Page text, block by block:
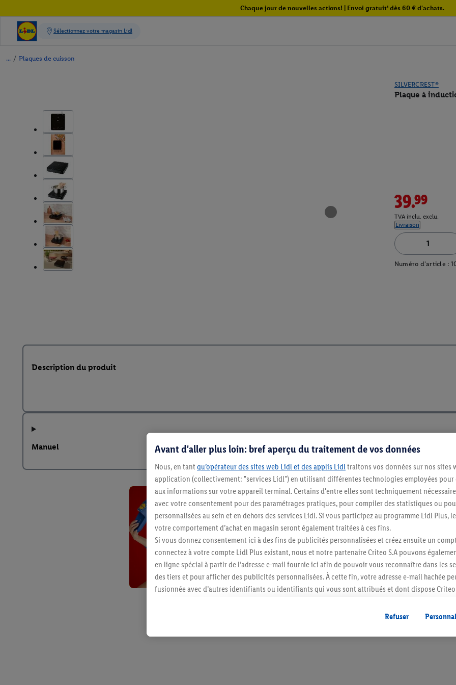
Chaque jour de nouvelles actions! | Envoi gratuit¹ dès 60 € d'achats.
/ Plaques de cuisson
SILVERCREST®
Plaque à
39.99
TVA inclu. exclu.
Livraison
Numéro d'article :
Description du produit
Manuel
Restez au
Abonnez-vous à la newsletter
S'abonner
Avant d'aller plus loin: bref aperçu du traitement de vos données
Nous, en tant qu’opérateur des sites web Lidl et des applis Lidl traitons vos données sur nos sites
application (collectivement: "services Lidl") en utilisant différentes technologies employées pour
aux informations sur votre appareil terminal. Certains d'entre elles sont techniquement
avec votre consentement pour des paramétrages pratiques, pour compiler des statistiques ou
personnalisées au sein et en dehors des services Lidl. Si vous participez au programme Lidl Plus,
votre comportement d’achat en magasin seront également traitées à ces fins.
Si vous donnez consentement ici à des fins de publicités personnalisées et créez ensuite un
connectez à votre compte Lidl Plus existant, nous et notre partenaire Criteo S.A pouvons
en ligne spécial à partir de l’adresse e-mail fournie ici afin de pouvoir vous reconnaître dans les
des tiers et pour afficher des publicités personnalisées. À cette fin, votre adresse e-mail hachée
fusionnée avec d’autres identifiants ou identifiants qui vous sont attribués et dont dispose Criteo
vous avez montré de l’intérêt (par exemple en plaçant le produit dans un panier d’un webshop
l’achat) peuvent également être affichées sur plusieurs apppareils et plusieurs services de Lidl si
plusieurs services de Lidl peuvent vous être attribués en utilisant votre adresse e-mail hachée et,
Refuser